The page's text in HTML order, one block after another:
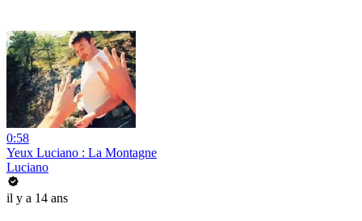
0:58
Yeux Luciano : La Montagne
Luciano
il y a 14 ans